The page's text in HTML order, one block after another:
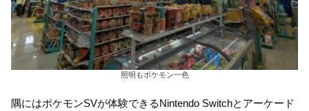
照明もポケモン一色
隅にはポケモンSVが体験できるNintendo Switchとアーケード